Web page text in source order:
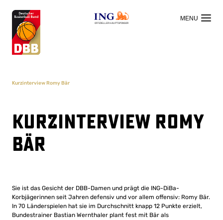
OFFIZIELLER HAUPTSPONSOR
Kurzinterview Romy Bär
Kurzinterview Romy
Bär
Sie ist das Gesicht der DBB-Damen und prägt die ING-DiBa-
Korbjägerinnen seit Jahren defensiv und vor allem offensiv: Romy Bär.
In 70 Länderspielen hat sie im Durchschnitt knapp 12 Punkte erzielt,
Bundestrainer Bastian Wernthaler plant fest mit Bär als